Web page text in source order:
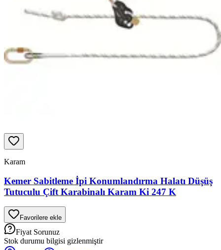
Karam
Kemer Sabitleme İpi Konumlandırma Halatı Düşüş
Tutuculu Çift Karabinalı Karam Ki 247 K
Favorilere ekle
Fiyat Sorunuz
Stok durumu bilgisi gizlenmiştir